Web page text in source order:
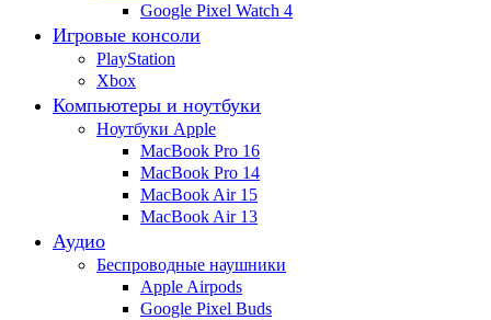
Google Pixel Watch 4
Игровые консоли
PlayStation
Xbox
Компьютеры и ноутбуки
Ноутбуки Apple
MacBook Pro 16
MacBook Pro 14
MacBook Air 15
MacBook Air 13
Аудио
Беспроводные наушники
Apple Airpods
Google Pixel Buds